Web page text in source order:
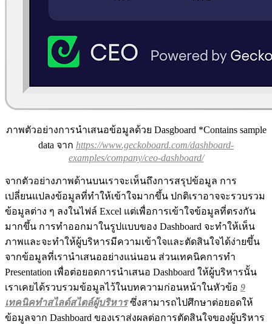
ภาพตัวอย่างการนำเสนอข้อมูลด้วย Dasgboard *Contains sample
data จาก https://www.geckoboard.com/dashboard-
examples/company/ceo-dashboard/
จากตัวอย่างภาพด้านบนเราจะเห็นถึงการสรุปข้อมูล การ
เปลี่ยนแปลงข้อมูลที่ทำให้เข้าใจมากขึ้น ปกติเราอาจจะรวบรวม
ข้อมูลต่าง ๆ ลงในไฟล์ Excel แต่เพื่อการเข้าใจข้อมูลที่ตรงกัน
มากขึ้น การทำออกมาในรูปแบบของ Dashboard จะทำให้เห็น
ภาพและจะทำให้ผู้บริหารมีความเข้าใจและตัดสินใจได้ง่ายขึ้น
จากข้อมูลที่เรานำเสนออย่างแน่นอน ส่วนเทคนิคการทำ
Presentation เพื่อต่อยอดการนำเสนอ Dashboard ให้ผู้บริหารนั้น
เราเคยได้รวบรวมข้อมูลไว้ในบทความก่อนหน้าในหัวข้อ 9
เทคนิคทำสไลด์สไตล์ผู้บริหารซึ่งสามารถไปศึกษาต่อยอดให้
ข้อมูลจาก Dashboard ของเราส่งผลต่อการตัดสินใจของผู้บริหาร